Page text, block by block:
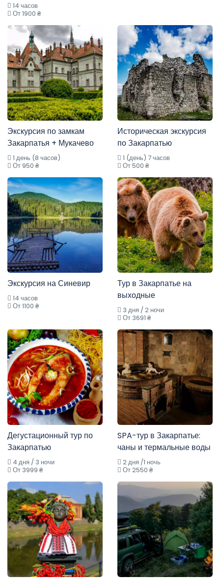
14 часов
От 1900 ₴
Экскурсия по замкам
Закарпатья + Мукачево
1 день (8 часов)
От 950 ₴
Историческая экскурсия
по Закарпатью
1 (день) 7 часов
От 500 ₴
Экскурсия на Синевир
14 часов
От 1100 ₴
Тур в Закарпатье на
выходные
3 дня / 2 ночи
От 3691 ₴
Дегустационный тур по
Закарпатью
4 дня / 3 ночи
От 3999 ₴
SPA-тур в Закарпатье:
чаны и термальные воды
2 дня /1 ночь
От 2550 ₴